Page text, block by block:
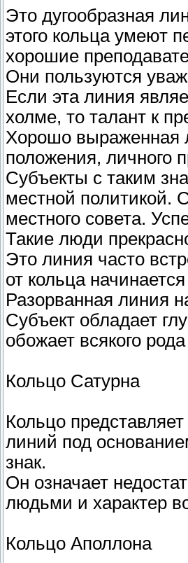
Это дугообразная
этого кольца умеют
хорошие
Они пользуются
Ес­ли эта линия
холме, то талант к
Хорошо выраженная
положения, личного
Субъекты с таким
местной политикой.
местного совета.
Такие люди
Это линия часто
от кольца
Разорванная линия
Субъект обладает
обожает всякого
Кольцо Сатурна
Кольцо
линий под
знак.
Он означает
людьми и характер
Кольцо Аполлона